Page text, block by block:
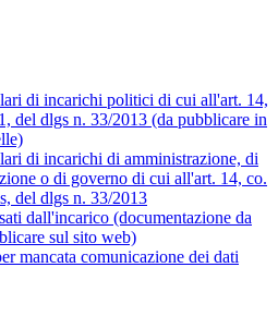
di incarichi politici di cui all'art. 14,
del dlgs n. 33/2013 (da pubblicare in
di incarichi di amministrazione, di
o di governo di cui all'art. 14, co.
del dlgs n. 33/2013
dall'incarico (documentazione da
sul sito web)
mancata comunicazione dei dati